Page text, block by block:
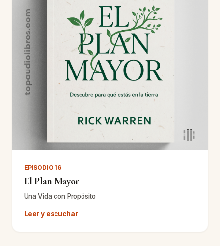
EPISODIO 16
El Plan Mayor
Una Vida con Propósito
Leer y escuchar